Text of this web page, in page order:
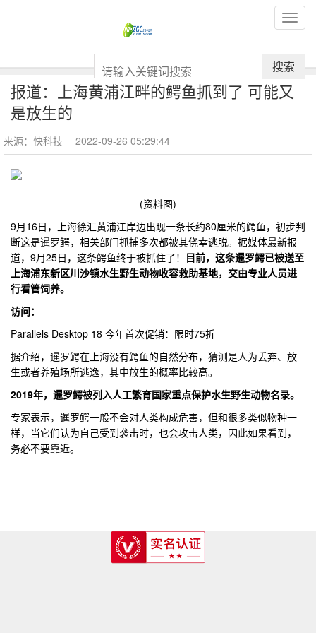
搜索
报道：上海黄浦江畔的鳄鱼抓到了 可能又
是放生的
来源：快科技 2022-09-26 05:29:44
(资料图)
9月16日，上海徐汇黄浦江岸边出现一条长约80厘米的鳄鱼，初步判
断这是暹罗鳄，相关部门抓捕多次都被其侥幸逃脱。据媒体最新报
道，9月25日，这条鳄鱼终于被抓住了！ 目前，这条暹罗鳄已被送至
上海浦东新区川沙镇水生野生动物收容救助基地，交由专业人员进
行看管饲养。
访问：
Parallels Desktop 18 今年首次促销：限时75折
据介绍，暹罗鳄在上海没有鳄鱼的自然分布，猜测是人为丢弃、放
生或者养殖场所逃逸，其中放生的概率比较高。
2019年，暹罗鳄被列入人工繁育国家重点保护水生野生动物名录。
专家表示，暹罗鳄一般不会对人类构成危害，但和很多类似物种一
样，当它们认为自己受到袭击时，也会攻击人类，因此如果看到，
务必不要靠近。